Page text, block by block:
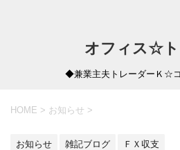
オフィス☆ト
◆兼業主夫トレーダーＫ☆
HOME > お知らせ >
お知らせ 雑記ブログ ＦＸ収支